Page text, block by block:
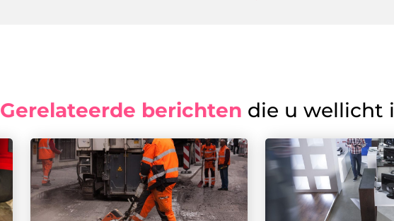
Gerelateerde berichten die u wellicht